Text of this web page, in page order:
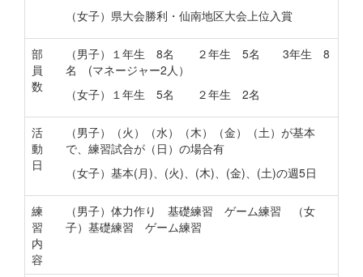
（女子）県大会勝利・仙南地区大会上位入賞
部
員
数
（男子）１年生 8名 ２年生 5名 3年生 8
名 (マネージャー2人）
（女子）１年生 5名 ２年生 2名
活
動
日
（男子）（火）（水）（木）（金）（土）が基本
で、練習試合が（日）の場合有
（女子）基本(月)、(火)、(木)、(金)、(土)の週5日
練
習
内
容
（男子）体力作り 基礎練習 ゲーム練習 （女
子）基礎練習 ゲーム練習